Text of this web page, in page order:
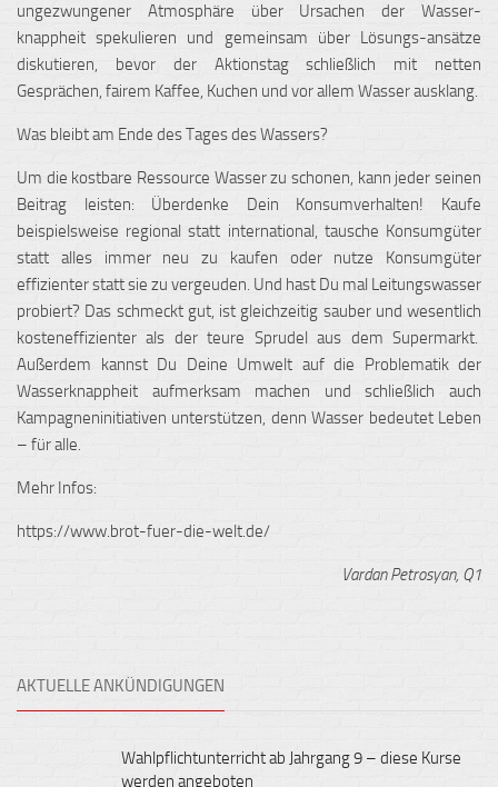
ungezwungener Atmosphäre über Ursachen der Wasser-
knappheit spekulieren und gemeinsam über Lösungs-ansätze
diskutieren, bevor der Aktionstag schließlich mit netten
Gesprächen, fairem Kaffee, Kuchen und vor allem Wasser ausklang.
Was bleibt am Ende des Tages des Wassers?
Um die kostbare Ressource Wasser zu schonen, kann jeder seinen
Beitrag leisten: Überdenke Dein Konsumverhalten! Kaufe
beispielsweise regional statt international, tausche Konsumgüter
statt alles immer neu zu kaufen oder nutze Konsumgüter
effizienter statt sie zu vergeuden. Und hast Du mal Leitungswasser
probiert? Das schmeckt gut, ist gleichzeitig sauber und wesentlich
kosteneffizienter als der teure Sprudel aus dem Supermarkt.
Außerdem kannst Du Deine Umwelt auf die Problematik der
Wasserknappheit aufmerksam machen und schließlich auch
Kampagneninitiativen unterstützen, denn Wasser bedeutet Leben
– für alle.
Mehr Infos:
https://www.brot-fuer-die-welt.de/
Vardan Petrosyan, Q1
AKTUELLE ANKÜNDIGUNGEN
Wahlpflichtunterricht ab Jahrgang 9 – diese Kurse
werden angeboten